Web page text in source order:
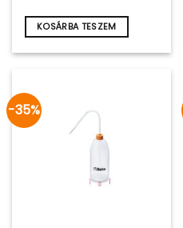
760Ft. 445Ft.
KOSÁRBA TESZEM
-35%